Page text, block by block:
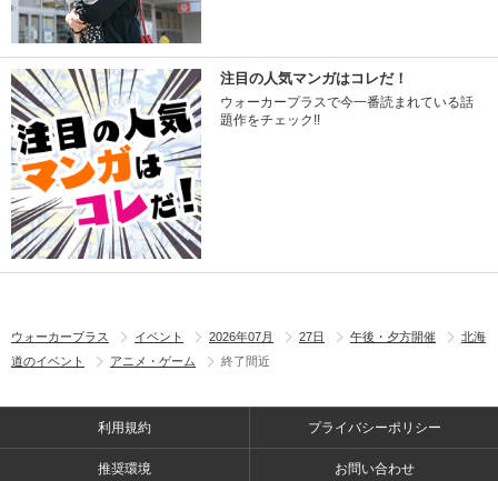
注目の人気マンガはコレだ！
ウォーカープラスで今一番読まれている話
題作をチェック!!
ウォーカープラス イベント 2026年07月 27日 午後・夕方開催
北海
道のイベント
アニメ・ゲーム 終了間近
利用規約 プライバシーポリシー
推奨環境 お問い合わせ